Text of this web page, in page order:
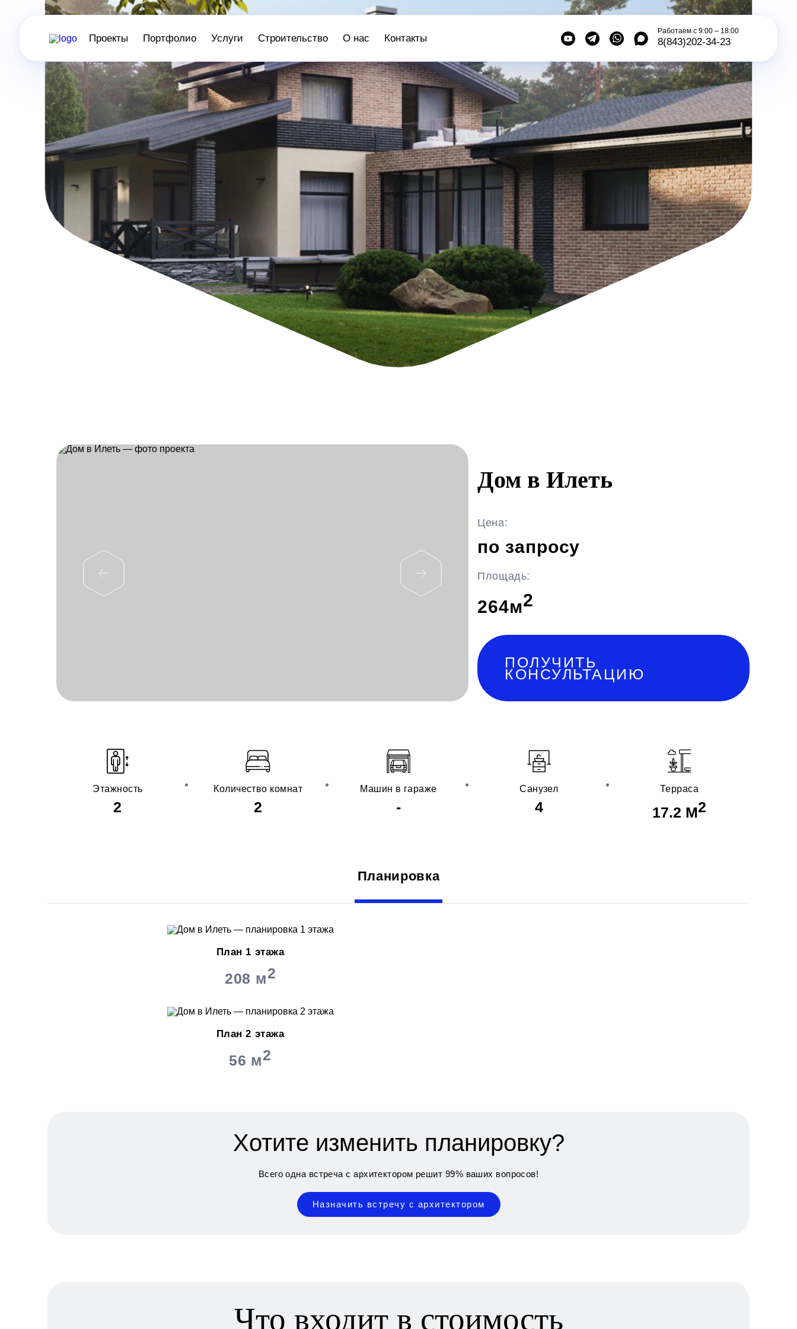
Проекты Портфолио Услуги Строительство О нас Контакты
Работаем с 9:00 – 18:00
8(843)202-34-23
Дом в Илеть
Цена:
по запросу
Площадь:
264м2
ПОЛУЧИТЬ
КОНСУЛЬТАЦИЮ
Этажность
2
Количество комнат
2
Машин в гараже
-
Санузел
4
Терраса
17.2 М2
Планировка
План 1 этажа
208 м2
План 2 этажа
56 м2
Хотите изменить планировку?
Всего одна встреча с архитектором решит 99% ваших вопросов!
Назначить встречу с архитектором
Что входит в стоимость